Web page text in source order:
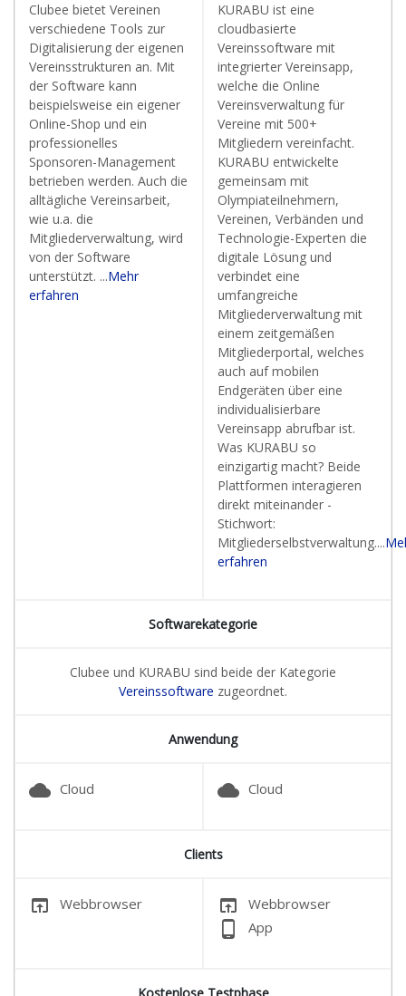
Clubee bietet Vereinen
verschiedene Tools zur
Digitalisierung der eigenen
Vereinsstrukturen an. Mit
der Software kann
beispielsweise ein eigener
Online-Shop und ein
professionelles
Sponsoren-Management
betrieben werden. Auch die
alltägliche Vereinsarbeit,
wie u.a. die
Mitgliederverwaltung, wird
von der Software
unterstützt. ...Mehr
erfahren
KURABU ist eine
cloudbasierte
Vereinssoftware mit
integrierter Vereinsapp,
welche die Online
Vereinsverwaltung für
Vereine mit 500+
Mitgliedern vereinfacht.
KURABU entwickelte
gemeinsam mit
Olympiateilnehmern,
Vereinen, Verbänden und
Technologie-Experten die
digitale Lösung und
verbindet eine
umfangreiche
Mitgliederverwaltung mit
einem zeitgemäßen
Mitgliederportal, welches
auch auf mobilen
Endgeräten über eine
individualisierbare
Vereinsapp abrufbar ist.
Was KURABU so
einzigartig macht? Beide
Plattformen interagieren
direkt miteinander -
Stichwort:
Mitgliederselbstverwaltung....
erfahren
Softwarekategorie
Clubee und KURABU sind beide der Kategorie
Vereinssoftware zugeordnet.
Anwendung
cloud Cloud cloud Cloud
Clients
open_in_browser Webbrowser open_in_browser Webbrowser
phone_android App